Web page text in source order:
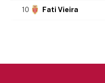
10 Fati Vieira